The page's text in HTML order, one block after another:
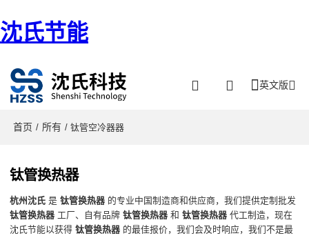
沈氏节能
英文版
首页 / 所有 / 钛管空冷器器
钛管换热器
杭州沈氏 是钛管换热器 的专业中国制造商和供应商，我们提供定制批发
钛管换热器 工厂、自有品牌钛管换热器 和钛管换热器 代工制造，现在
沈氏节能以获得钛管换热器 的最佳报价，我们会及时响应，我们不是最